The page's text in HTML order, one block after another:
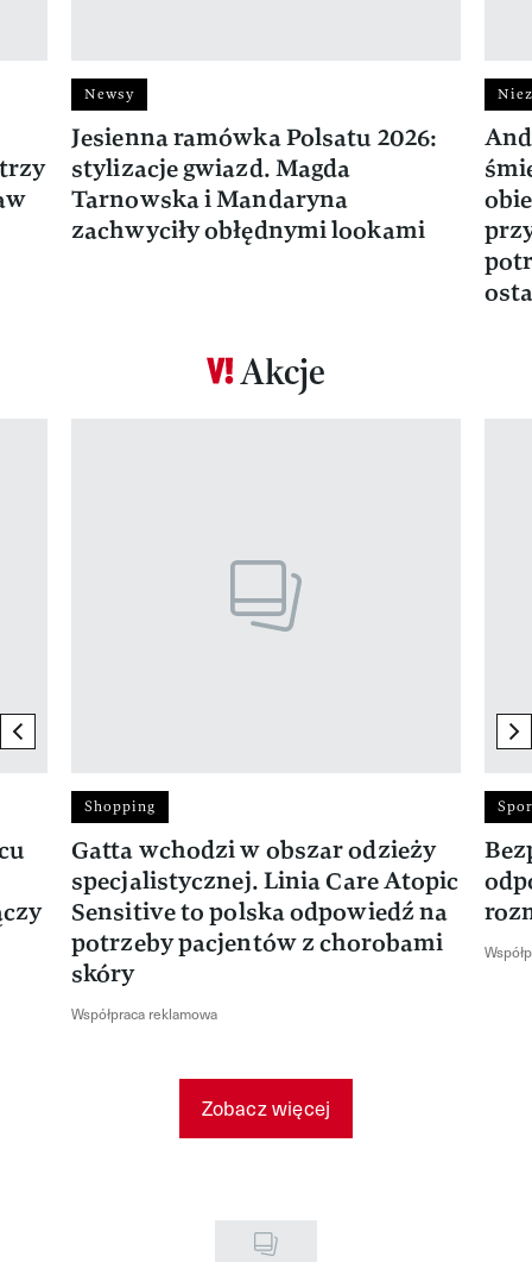
Newsy
Jesienna ramówka Polsatu 2026:
stylizacje gwiazd. Magda
Tarnowska i Mandaryna
zachwyciły obłędnymi lookami
Akcje
previous element
Shopping
Gatta wchodzi w obszar odzieży
specjalistycznej. Linia Care Atopic
Sensitive to polska odpowiedź na
potrzeby pacjentów z chorobami
skóry
Współpraca reklamowa
Zobacz więcej